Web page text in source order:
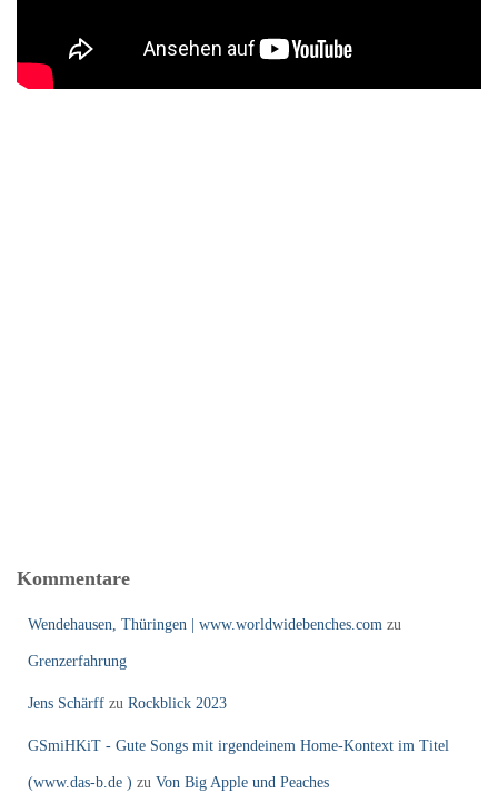
Kommentare
Wendehausen, Thüringen | www.worldwidebenches.com zu
Grenzerfahrung
Jens Schärff zu Rockblick 2023
GSmiHKiT - Gute Songs mit irgendeinem Home-Kontext im Titel
(www.das-b.de ) zu Von Big Apple und Peaches